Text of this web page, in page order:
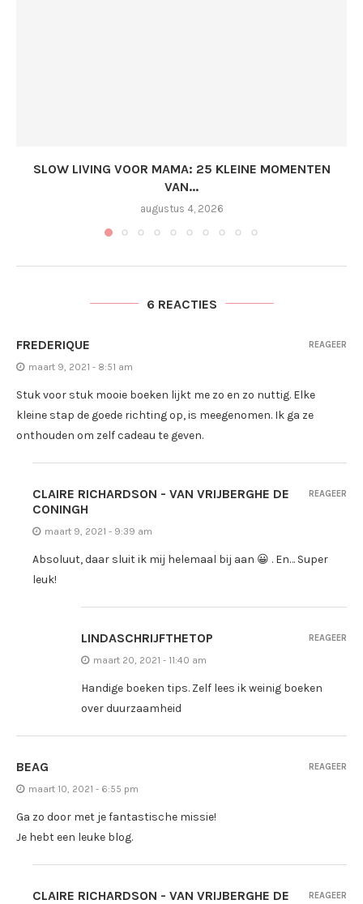
SLOW LIVING VOOR MAMA: 25 KLEINE MOMENTEN
VAN...
augustus 4, 2026
6 REACTIES
FREDERIQUE
maart 9, 2021 - 8:51 am
Stuk voor stuk mooie boeken lijkt me zo en zo nuttig. Elke
kleine stap de goede richting op, is meegenomen. Ik ga ze
onthouden om zelf cadeau te geven.
REAGEER
CLAIRE RICHARDSON - VAN VRIJBERGHE DE
CONINGH
maart 9, 2021 - 9:39 am
Absoluut, daar sluit ik mij helemaal bij aan 😀 . En… Super
leuk!
REAGEER
LINDASCHRIJFTHETOP
maart 20, 2021 - 11:40 am
Handige boeken tips. Zelf lees ik weinig boeken
over duurzaamheid
REAGEER
BEAG
maart 10, 2021 - 6:55 pm
Ga zo door met je fantastische missie!
Je hebt een leuke blog.
REAGEER
CLAIRE RICHARDSON - VAN VRIJBERGHE DE
REAGEER